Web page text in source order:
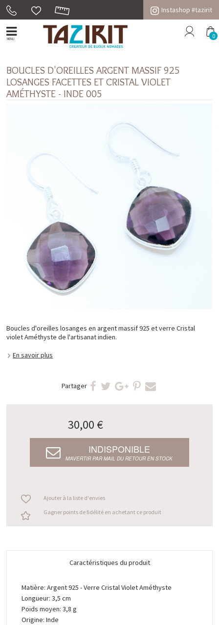
Instashop #tazirit
MENU 0
BOUCLES D'OREILLES ARGENT MASSIF 925
LOSANGES FACETTES ET CRISTAL VIOLET
AMÉTHYSTE - INDE 005
Boucles d'oreilles losanges en argent massif 925 et verre Cristal
violet Améthyste de l'artisanat indien.
En savoir plus
Partager
30,00 €
INDISPONIBLE
M’AVERTIR PAR MAIL DU RETOUR EN STOCK
Ajouter à la liste d'envies
Gagner points de fidélité en achetant ce produit
Caractéristiques du produit
Matière: Argent 925 - Verre Cristal Violet Améthyste
Longueur: 3,5 cm
Poids moyen: 3,8 g
Origine: Inde